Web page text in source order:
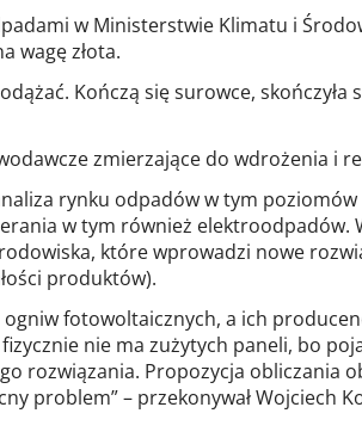
w Ministerstwie Klimatu i
wagę złota.
Kończą się surowce,
zmierzające do wdrożenia i
rynku odpadów w tym
w tym również elektroodpadów.
które wprowadzi nowe
produktów).
fotowoltaicznych, a ich
nie ma zużytych paneli, bo
rozwiązania. Propozycja obliczania
problem” – przekonywał Wojciech